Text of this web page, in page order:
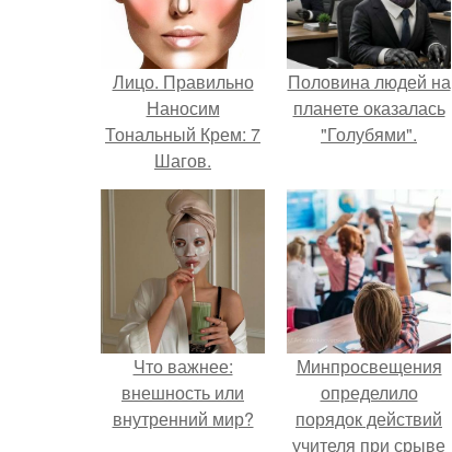
Лицо. Правильно
Наносим
Тональный Крем: 7
Шагов.
Половина людей на
планете оказалась
"Голубями".
Что важнее:
внешность или
внутренний мир?
Минпросвещения
определило
порядок действий
учителя при срыве